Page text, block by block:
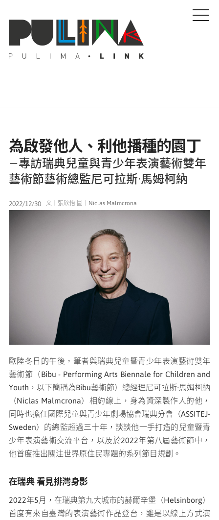
藝壇人物
Pulima藝術獎
活動專區
原住民族文化藝術補助成果專區
關於我們
為啟發他人、利他播種的園丁
－專訪瑞典兒童與青少年表演藝術雙年
藝術節藝術總監尼可拉斯·馬姆柯納
2022/12/30 文｜張欣怡 圖｜Niclas Malmcrona
歐陸冬日的午後，筆者與瑞典兒童暨青少年表演藝術雙年
藝術節（Bibu - Performing Arts Biennale for Children and
Youth，以下簡稱為Bibu藝術節）總經理尼可拉斯·馬姆柯納
（Niclas Malmcrona）相約線上，身為資深製作人的他，
同時也擔任國際兒童與青少年劇場協會瑞典分會（ASSITEJ-
Sweden）的總監超過三十年，談談他一手打造的兒童暨青
少年表演藝術交流平台，以及於2022年第八屆藝術節中，
他首度推出關注世界原住民專題的系列節目規劃。
在瑞典 看見排灣身影
2022年5月，在瑞典第九大城市的赫爾辛堡（Helsinborg）
首度有來自臺灣的表演藝術作品登台，雖是以線上方式演